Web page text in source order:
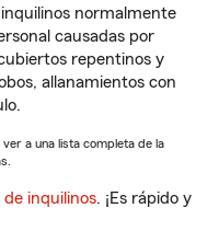
normalmente
causadas por
repentinos y
allanamientos con
a una lista completa de la
inquilinos. ¡Es rápido y